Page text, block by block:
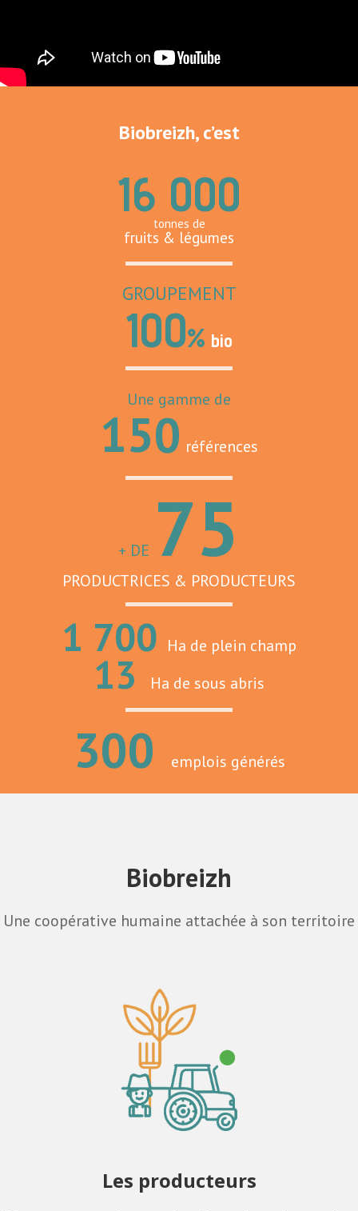
Biobreizh, c’est
16 000
tonnes de
fruits & légumes
GROUPEMENT
100% bio
Une gamme de
150 références
+ DE 75
PRODUCTRICES & PRODUCTEURS
1 700 Ha de plein champ
13 Ha de sous abris
300 emplois générés
Biobreizh
Une coopérative humaine attachée à son territoire
Les producteurs